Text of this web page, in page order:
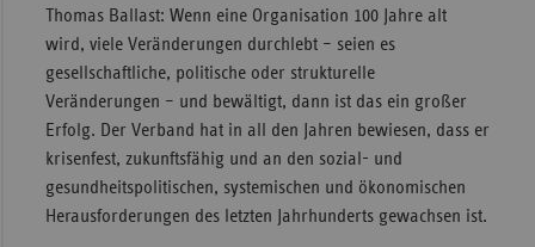
Thomas Ballast: Wenn eine Organisation 100 Jahre alt
wird, viele Veränderungen durchlebt – seien es
gesellschaftliche, politische oder strukturelle
Veränderungen – und bewältigt, dann ist das ein großer
Erfolg. Der Verband hat in all den Jahren bewiesen, dass er
krisenfest, zukunftsfähig und an den sozial- und
gesundheitspolitischen, systemischen und ökonomischen
Herausforderungen des letzten Jahrhunderts gewachsen ist.